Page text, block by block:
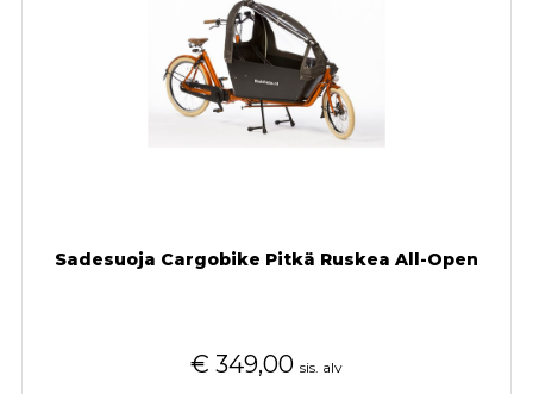
Sadesuoja Cargobike Pitkä Ruskea All-Open
€ 349,00 sis. alv